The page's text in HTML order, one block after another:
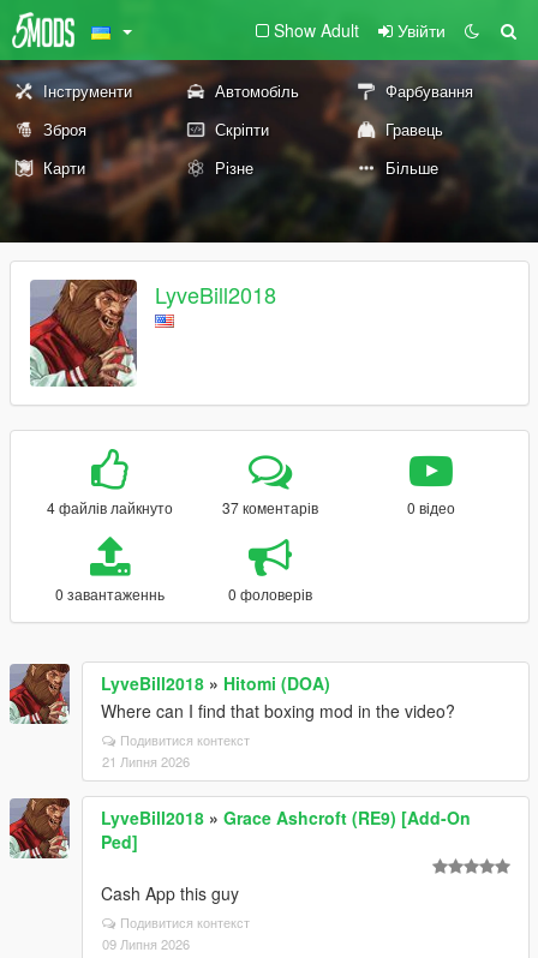
Show Adult Увійти
Інструменти Автомобіль
Фарбування
Зброя
Скріпти
Гравець
Карти
Різне Більше
LyveBill2018
4 файлів лайкнуто 37 коментарів 0 відео
0 завантаженнь 0 фоловерів
LyveBill2018 » Hitomi (DOA)
Where can I find that boxing mod in the video?
Подивитися контекст
21 Липня 2026
LyveBill2018 » Grace Ashcroft (RE9) [Add-On
Ped]
Cash App this guy
Подивитися контекст
09 Липня 2026